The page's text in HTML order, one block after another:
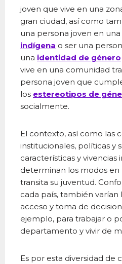
joven que vive en una
gran ciudad, así como
una persona joven en una
indígena o ser una
una identidad de género
vive en una comunidad
persona joven que
los estereotipos de
socialmente.
El contexto, así como las
institucionales, políticas y
características y vivencias
determinan los modos en
transita su juventud.
cada país, también varían
acceso y toma de
ejemplo, para trabajar o
departamento y vivir de
Es por esta diversidad de